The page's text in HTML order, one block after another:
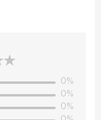
0%
0%
0%